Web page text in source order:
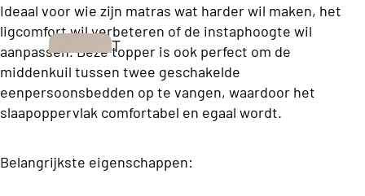
n
B
u
s
n
T
w
e
e
e
Ideaal voor wie zijn matras wat harder wil maken, het
ligcomfort wil verbeteren of de instaphoogte wil
aanpassen. Deze topper is ook perfect om de
middenkuil tussen twee geschakelde
eenpersoonsbedden op te vangen, waardoor het
slaapoppervlak comfortabel en egaal wordt.
Belangrijkste eigenschappen: